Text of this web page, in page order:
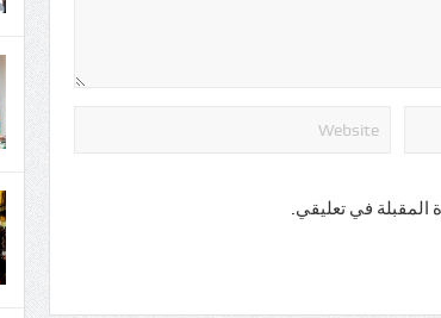
المقبلة في تعليقي.